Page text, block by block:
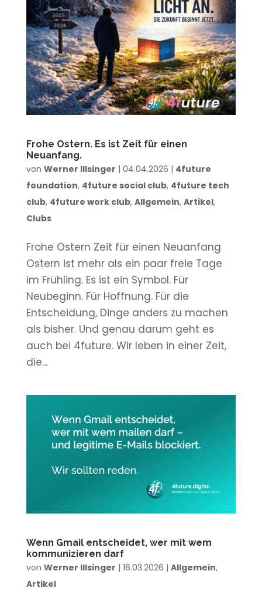
Frohe Ostern. Es ist Zeit für einen
Neuanfang.
von Werner Illsinger | 04.04.2026 | 4future
foundation, 4future social club, 4future tech
club, 4future work club, Allgemein, Artikel,
Clubs
Frohe Ostern Zeit für einen Neuanfang
Ostern ist mehr als ein paar freie Tage
im Frühling. Es ist ein Symbol. Für
Neubeginn. Für Hoffnung. Für die
Entscheidung, Dinge anders zu machen
als bisher. Und genau darum geht es
auch bei 4future. Wir leben in einer Zeit,
die...
Wenn Gmail entscheidet, wer mit wem
kommunizieren darf
von Werner Illsinger | 16.03.2026 | Allgemein,
Artikel